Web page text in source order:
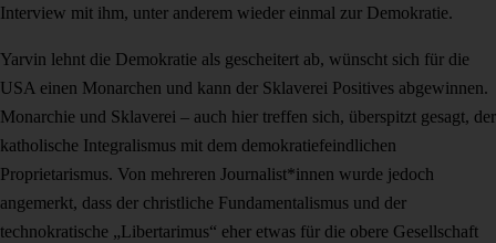
Interview mit ihm, unter anderem wieder einmal zur Demokratie.
Yarvin lehnt die Demokratie als gescheitert ab, wünscht sich für die
USA einen Monarchen und kann der Sklaverei Positives abgewinnen.
Monarchie und Sklaverei – auch hier treffen sich, überspitzt gesagt, der
katholische Integralismus mit dem demokratiefeindlichen
Proprietarismus. Von mehreren Journalist*innen wurde jedoch
angemerkt, dass der christliche Fundamentalismus und der
technokratische „Libertarimus“ eher etwas für die obere Gesellschaft